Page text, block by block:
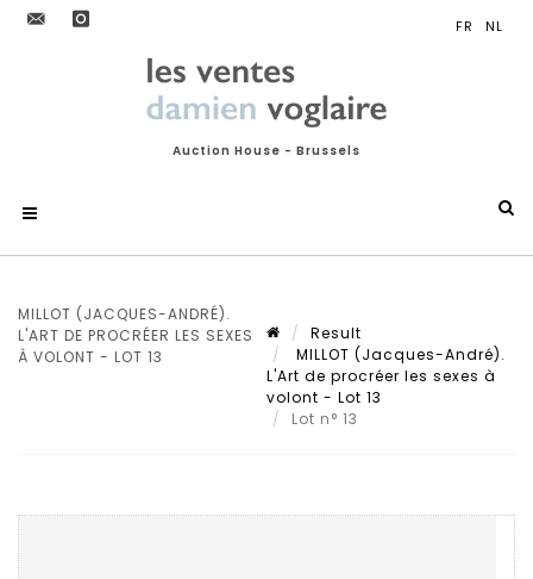
Auction House - Brussels
MILLOT (JACQUES-ANDRÉ).
L'ART DE PROCRÉER LES SEXES
À VOLONT - LOT 13
Result
MILLOT (Jacques-André).
L'Art de procréer les sexes à
volont - Lot 13
Lot n° 13